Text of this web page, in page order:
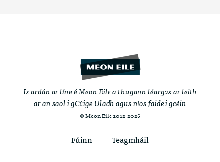
Is ardán ar líne é Meon Eile a thugann léargas ar leith
ar an saol i gCúige Uladh agus níos faide i gcéin
© Meon Eile 2012-2026
Fúinn Teagmháil